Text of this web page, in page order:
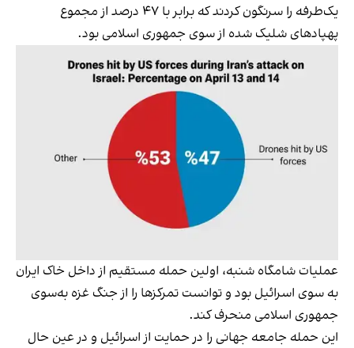
یک‌طرفه را سرنگون کردند که برابر با ۴۷ درصد از مجموع
پهپادهای شلیک شده از سوی جمهوری اسلامی بود.
عملیات شامگاه شنبه، اولین حمله مستقیم از داخل خاک ایران
به سوی اسرائیل بود و توانست تمرکزها را از جنگ غزه به‌سوی
جمهوری اسلامی منحرف کند.
این حمله جامعه جهانی را در حمایت از اسرائیل و در عین‌ حال